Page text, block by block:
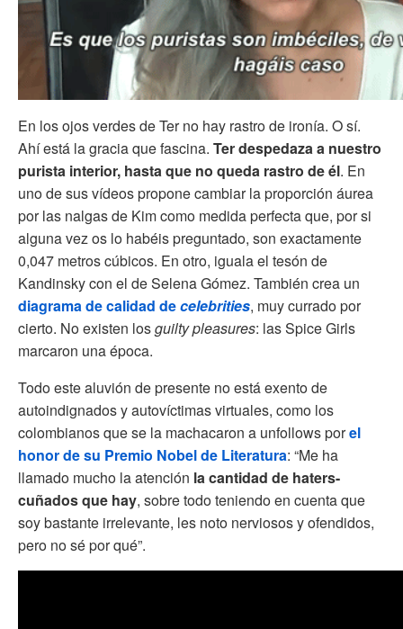
En los ojos verdes de Ter no hay rastro de ironía. O sí.
Ahí está la gracia que fascina. Ter despedaza a nuestro
purista interior, hasta que no queda rastro de él. En
uno de sus vídeos propone cambiar la proporción áurea
por las nalgas de Kim como medida perfecta que, por si
alguna vez os lo habéis preguntado, son exactamente
0,047 metros cúbicos. En otro, iguala el tesón de
Kandinsky con el de Selena Gómez. También crea un
diagrama de calidad decelebrities, muy currado por
cierto. No existen losguilty pleasures: las Spice Girls
marcaron una época.
Todo este aluvión de presente no está exento de
autoindignados y autovíctimas virtuales, como los
colombianos que se la machacaron a unfollows porel
honor de su Premio Nobel de Literatura: “Me ha
llamado mucho la atención la cantidad de haters-
cuñados que hay, sobre todo teniendo en cuenta que
soy bastante irrelevante, les noto nerviosos y ofendidos,
pero no sé por qué”.